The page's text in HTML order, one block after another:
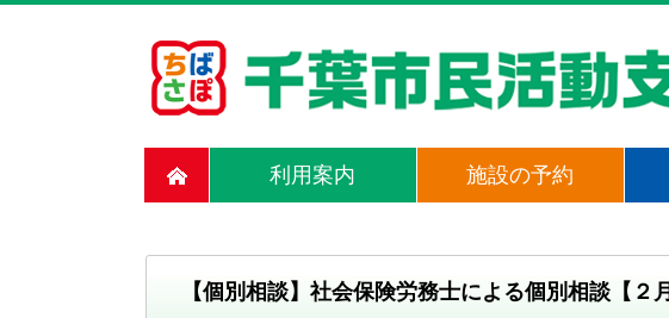
利用案内 施設の予約
【個別相談】社会保険労務士による個別相談【２